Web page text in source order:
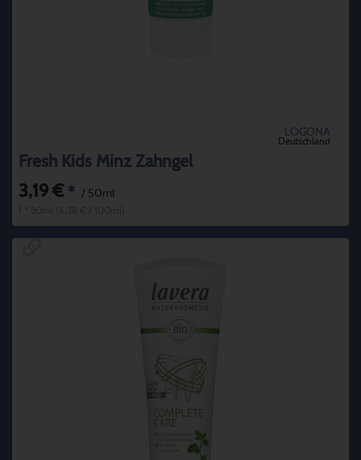
LOGONA
Deutschland
Fresh Kids Minz Zahngel
3,19 € * / 50ml